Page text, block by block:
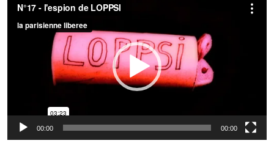
vidéo
00:00 00:00